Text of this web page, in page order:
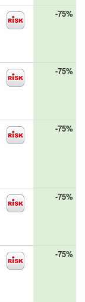
-75%
-75%
-75%
-75%
-75%